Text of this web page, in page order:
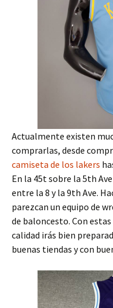
Actualmente existen
comprarlas, desde
camiseta de los lakers
En la 45t sobre la 5th
entre la 8 y la 9th Ave.
parezcan un equipo de
de baloncesto. Con
calidad irás bien
buenas tiendas y con